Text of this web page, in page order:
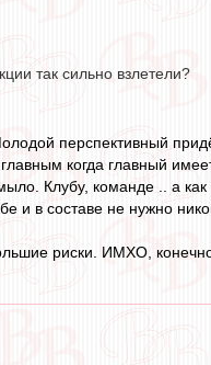
так сильно взлетели?
перспективный
когда главный
Клубу, команде .. а
и в составе не нужно
риски. ИМХО,